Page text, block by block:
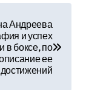
Андреева
и успех
в боксе, по
ее
достижений